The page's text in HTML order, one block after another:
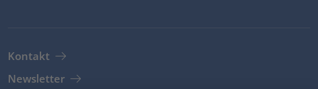
Kontakt
Newsletter